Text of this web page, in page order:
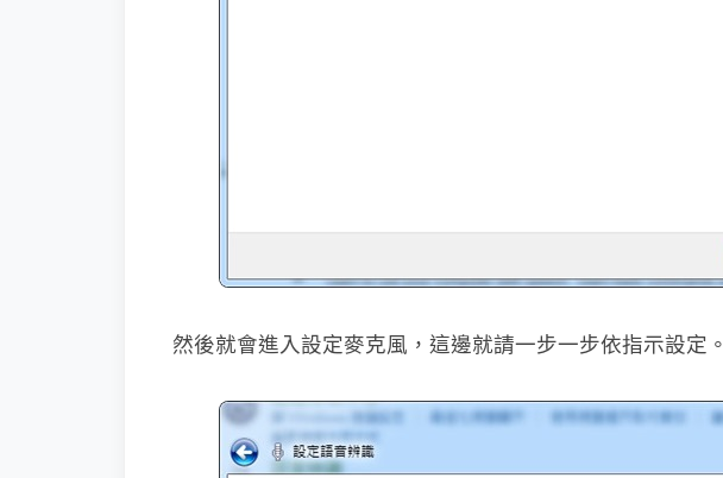
然後就會進入設定麥克風，這邊就請一步一步依指示設定。